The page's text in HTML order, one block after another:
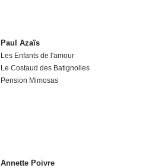
Paul Azaïs
Les Enfants de l'amour
Le Costaud des Batignolles
Pension Mimosas
Annette Poivre